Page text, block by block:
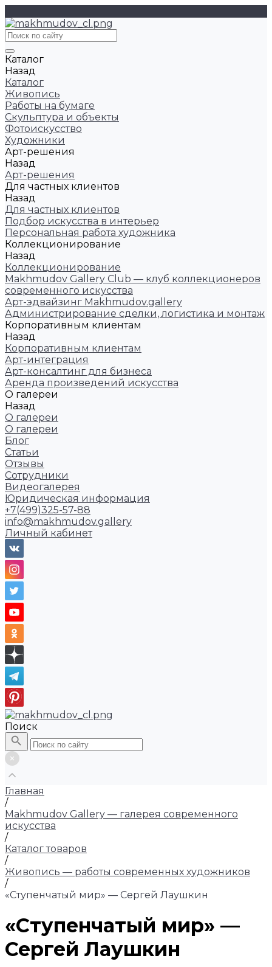
Каталог
Назад
Каталог
Живопись
Работы на бумаге
Скульптура и объекты
Фотоискусство
Художники
Арт-решения
Назад
Арт-решения
Для частных клиентов
Назад
Для частных клиентов
Подбор искусства в интерьер
Персональная работа художника
Коллекционирование
Назад
Коллекционирование
Makhmudov Gallery Club — клуб коллекционеров
современного искусства
Арт-эдвайзинг Makhmudov.gallery
Администрирование сделки, логистика и монтаж
Корпоративным клиентам
Назад
Корпоративным клиентам
Арт-интеграция
Арт-консалтинг для бизнеса
Аренда произведений искусства
О галереи
Назад
О галереи
О галереи
Блог
Статьи
Отзывы
Сотрудники
Видеогалерея
Юридическая информация
+7(499)325-57-88
info@makhmudov.gallery
Личный кабинет
Поиск
Главная
/
Makhmudov Gallery — галерея современного
искусства
/
Каталог товаров
/
Живопись — работы современных художников
/
«Ступенчатый мир» — Сергей Лаушкин
«Ступенчатый мир» —
Сергей Лаушкин